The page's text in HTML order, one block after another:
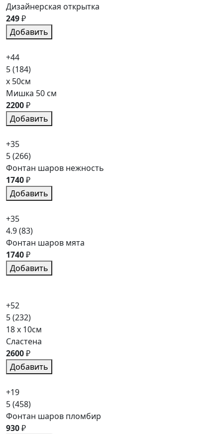
Дизайнерская открытка
249₽
Добавить
+44
5(184)
x 50см
Мишка 50 см
2200₽
Добавить
+35
5(266)
Фонтан шаров нежность
1740₽
Добавить
+35
4.9(83)
Фонтан шаров мята
1740₽
Добавить
+52
5(232)
18 x 10см
Сластена
2600₽
Добавить
+19
5(458)
Фонтан шаров пломбир
930₽